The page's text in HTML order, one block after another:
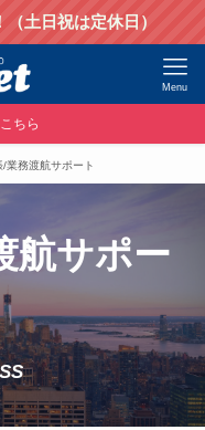
土日祝は定休日）
Menu
ちら
/業務渡航サポート
航サポー